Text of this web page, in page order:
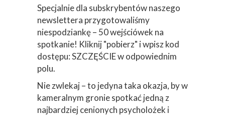
Specjalnie dla subskrybentów naszego
newslettera przygotowaliśmy
niespodziankę – 50 wejściówek na
spotkanie! Kliknij "pobierz" i wpisz kod
dostępu: SZCZĘŚCIE w odpowiednim
polu.
Nie zwlekaj – to jedyna taka okazja, by w
kameralnym gronie spotkać jedną z
najbardziej cenionych psycholożek i